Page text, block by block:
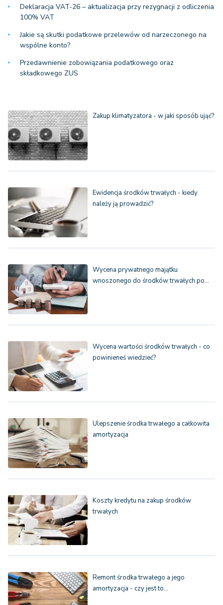
Deklaracja VAT-26 – aktualizacja przy rezygnacji z odliczenia
100% VAT
Jakie są skutki podatkowe przelewów od narzeczonego na
wspólne konto?
Przedawnienie zobowiązania podatkowego oraz
składkowego ZUS
Zakup klimatyzatora - w jaki sposób ująć?
Ewidencja środków trwałych - kiedy
należy ją prowadzić?
Wycena prywatnego majątku
wnoszonego do środków trwałych po…
Wycena wartości środków trwałych - co
powinieneś wiedzieć?
Ulepszenie środka trwałego a całkowita
amortyzacja
Koszty kredytu na zakup środków
trwałych
Remont środka trwałego a jego
amortyzacja - czy jest to…